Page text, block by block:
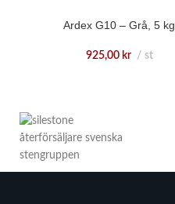
Ardex G10 – Grå, 5 kg
925,00 kr st